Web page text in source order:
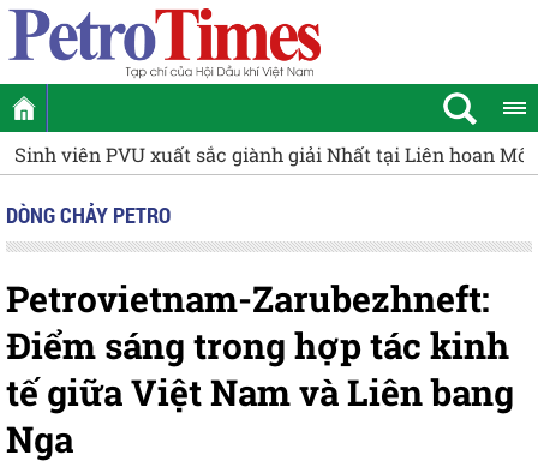
PVU xuất sắc giành giải Nhất tại Liên hoan Môi trường
DÒNG CHẢY PETRO
Petrovietnam-Zarubezhneft:
Điểm sáng trong hợp tác kinh
tế giữa Việt Nam và Liên bang
Nga